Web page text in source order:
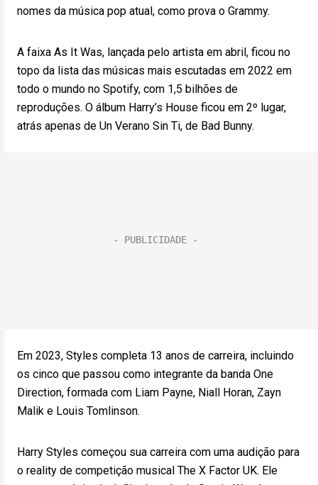
nomes da música pop atual, como prova o Grammy.
A faixa As It Was, lançada pelo artista em abril, ficou no
topo da lista das músicas mais escutadas em 2022 em
todo o mundo no Spotify, com 1,5 bilhões de
reproduções. O álbum Harry’s House ficou em 2º lugar,
atrás apenas de Un Verano Sin Ti, de Bad Bunny.
Em 2023, Styles completa 13 anos de carreira, incluindo
os cinco que passou como integrante da banda One
Direction, formada com Liam Payne, Niall Horan, Zayn
Malik e Louis Tomlinson.
Harry Styles começou sua carreira com uma audição para
o reality de competição musical The X Factor UK. Ele